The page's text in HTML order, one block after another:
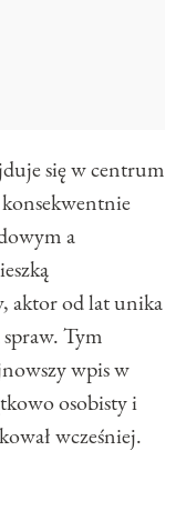
się w centrum
a
aktor od lat unika
Tym
wpis w
osobisty i
wcześniej.